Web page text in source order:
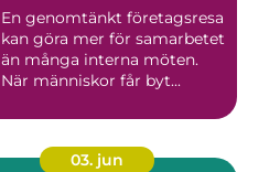
En genomtänkt företagsresa
kan göra mer för samarbetet
än många interna möten.
När människor får byt...
03. jun